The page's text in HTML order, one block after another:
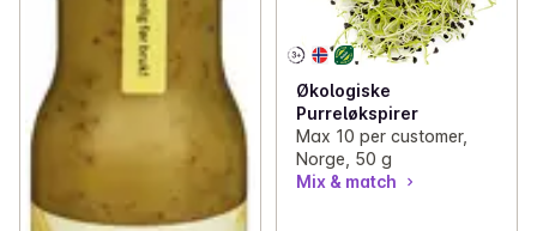
Økologiske
Purreløkspirer
Max 10 per customer,
Norge, 50 g
Mix & match